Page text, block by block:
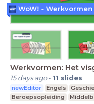
Werkvormen: Het
15 days ago- 11 slides
newEditor Engels
Beroepsopleiding
WoW! -